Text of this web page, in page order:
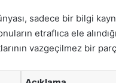
sadece bir bilgi
etraflıca ele
vazgeçilmez bir